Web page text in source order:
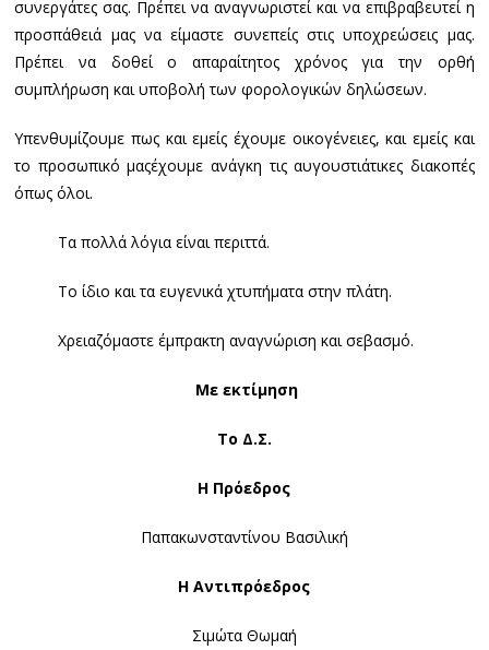
συνεργάτες σας. Πρέπει να αναγνωριστεί και να επιβραβευτεί η
προσπάθειά μας να είμαστε συνεπείς στις υποχρεώσεις μας.
Πρέπει να δοθεί ο απαραίτητος χρόνος για την ορθή
συμπλήρωση και υποβολή των φορολογικών δηλώσεων.
Υπενθυμίζουμε πως και εμείς έχουμε οικογένειες, και εμείς και
το προσωπικό μαςέχουμε ανάγκη τις αυγουστιάτικες διακοπές
όπως όλοι.
Τα πολλά λόγια είναι περιττά.
Το ίδιο και τα ευγενικά χτυπήματα στην πλάτη.
Χρειαζόμαστε έμπρακτη αναγνώριση και σεβασμό.
Με εκτίμηση
Το Δ.Σ.
Η Πρόεδρος
Παπακωνσταντίνου Βασιλική
Η Αντιπρόεδρος
Σιμώτα Θωμαή